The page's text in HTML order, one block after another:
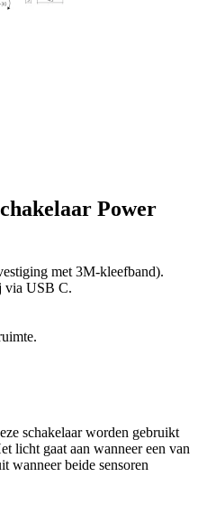
Power
met 3M-kleefband).
via USB C.
schakelaar worden gebruikt
licht gaat aan wanneer een van
wanneer beide sensoren